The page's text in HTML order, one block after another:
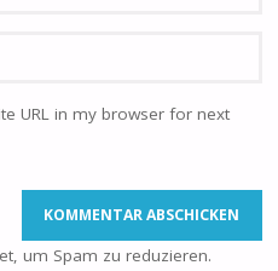
URL in my browser for next
um Spam zu reduzieren.